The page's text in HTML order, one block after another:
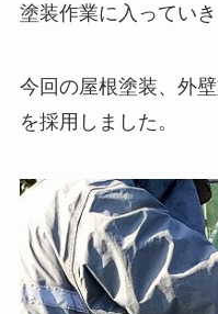
塗装作業に入っていき
今回の屋根塗装、外
を採用しました。